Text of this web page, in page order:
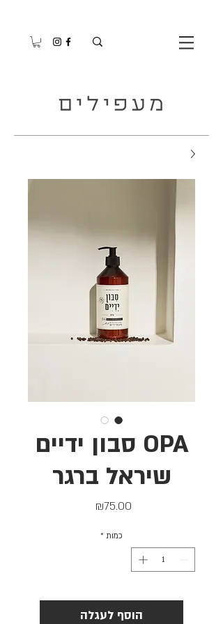
OPA סבון ידיים
שיראל ברגר
₪75.00
כמות *
הוסף לעגלה